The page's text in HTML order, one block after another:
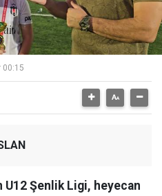
00:15
U12 Şenlik Ligi, heyecan